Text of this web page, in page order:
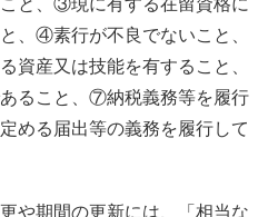
と、③現に有する在留資格に
、④素行が不良でないこと、
資産又は技能を有すること、
ること、⑦納税義務等を履行
める届出等の義務を履行して
や期間の更新には、「相当な